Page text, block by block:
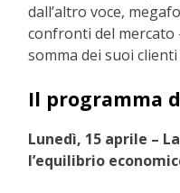
dall’altro voce,
confronti del mercato
somma dei suoi
Il programma
Lunedì, 15 aprile –
l’equilibrio